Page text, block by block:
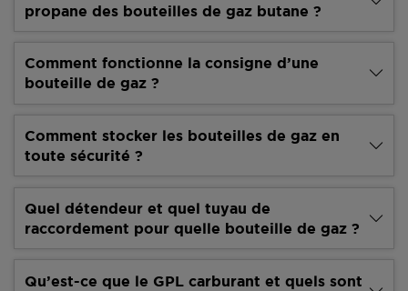
propane des bouteilles de gaz butane ?
Comment fonctionne la consigne d’une
bouteille de gaz ?
Comment stocker les bouteilles de gaz en
toute sécurité ?
Quel détendeur et quel tuyau de
raccordement pour quelle bouteille de gaz ?
Qu’est-ce que le GPL carburant et quels sont